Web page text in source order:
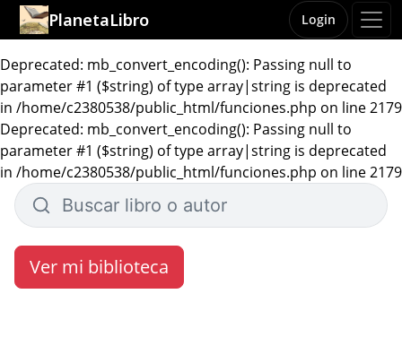
Deprecated: mb_convert_encoding(): Passing null to
parameter #1 ($string) of type array|string is deprecated
in /home/c2380538/public_html/funciones.php on line 2179
Deprecated: mb_convert_encoding(): Passing null to
parameter #1 ($string) of type array|string is deprecated
in /home/c2380538/public_html/funciones.php on line 2179
PlanetaLibro Login
Ver mi biblioteca